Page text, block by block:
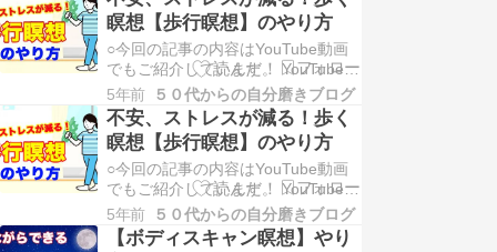
からポチッと登録できます。 ⇓⇓⇓
K太郎の自分磨きチャンネル お腹ス
ッキリ！みぞおちストレッチってど
んなもの？ ３分間、みぞおちとお腹
を揉…
瞑想【歩行瞑想】のやり方
○今回の記事の内容はYouTube動画
でもご紹介しています。 YouTube動
画：不安、ストレスが減る！歩く瞑
想【歩行瞑想】のやり方 全編５分３
４秒 【自分磨きチャンネル】チャン
ネル登録、よろしくお願いします！
ここからポチッと登録できます。
⇓⇓⇓ K太郎チャンネル 今回は歩…
5年前 ５０代からの自分磨きブログ
不安、ストレスが減る！歩く
瞑想【歩行瞑想】のやり方
○今回の記事の内容はYouTube動画
でもご紹介しています。 YouTube動
画：不安、ストレスが減る！歩く瞑
想【歩行瞑想】のやり方 全編５分３
5年前 ５０代からの自分磨きブログ
【ボディスキャン瞑想】やり